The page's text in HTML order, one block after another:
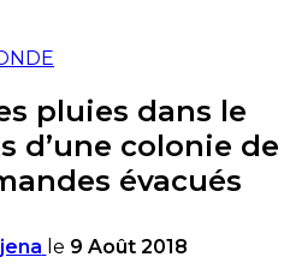
pluies dans le
d’une colonie de
évacués
le 9 Août 2018